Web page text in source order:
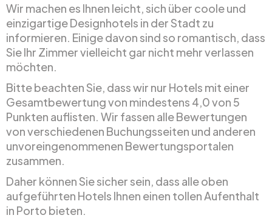
Wir machen es Ihnen leicht, sich über coole und
einzigartige Designhotels in der Stadt zu
informieren. Einige davon sind so romantisch, dass
Sie Ihr Zimmer vielleicht gar nicht mehr verlassen
möchten.
Bitte beachten Sie, dass wir nur Hotels mit einer
Gesamtbewertung von mindestens 4,0 von 5
Punkten auflisten. Wir fassen alle Bewertungen
von verschiedenen Buchungsseiten und anderen
unvoreingenommenen Bewertungsportalen
zusammen.
Daher können Sie sicher sein, dass alle oben
aufgeführten Hotels Ihnen einen tollen Aufenthalt
in Porto bieten.